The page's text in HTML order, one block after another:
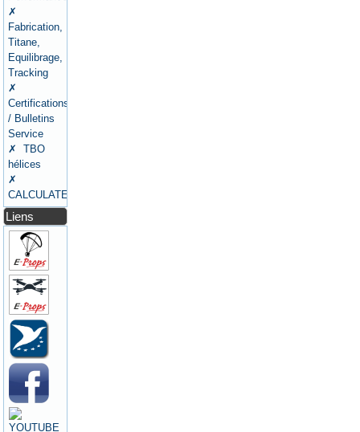
✗
Fabrication,
Titane,
Equilibrage,
Tracking
✗
Certifications
/ Bulletins
Service
✗ TBO
hélices
✗
CALCULATEURS
Liens